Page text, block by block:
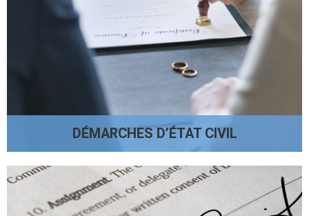
DÉMARCHES D’ÉTAT CIVIL